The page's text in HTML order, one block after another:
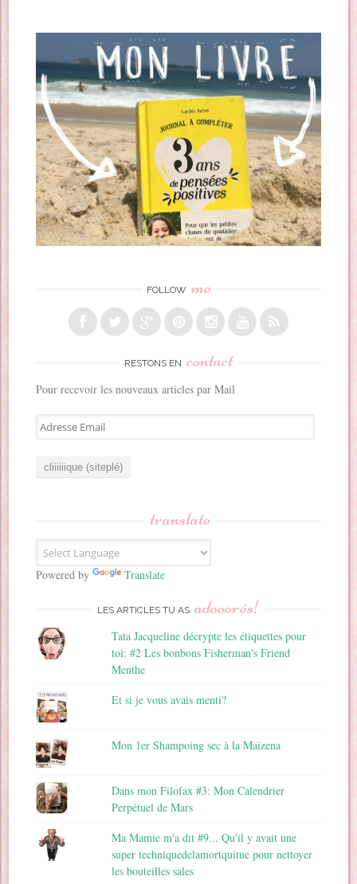
FOLLOW me
RESTONS EN contact
Pour recevoir les nouveaux articles par Mail
A
d
E
m
a
translate
Powered by Translate
LES ARTICLES TU AS adooorés!
Tata Jacqueline décrypte les étiquettes pour
toi: #2 Les bonbons Fisherman's Friend
Menthe
Et si je vous avais menti?
Mon 1er Shampoing sec à la Maïzena
Dans mon Filofax #3: Mon Calendrier
Perpétuel de Mars
Ma Mamie m'a dit #9... Qu'il y avait une
super techniquedelamortquitue pour nettoyer
les bouteilles sales